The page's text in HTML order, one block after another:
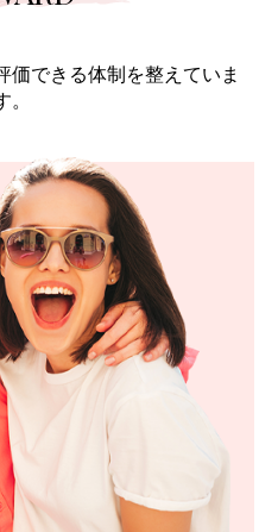
価できる体制を整えていま
。